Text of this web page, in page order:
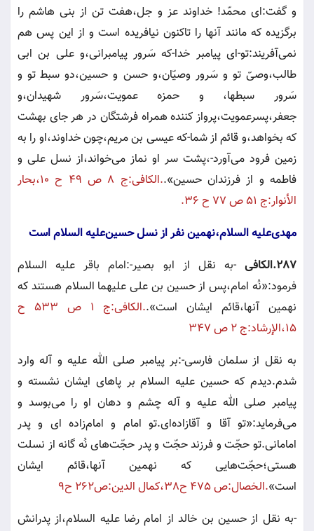
و گفت:اى محمّد! خداوند عز و جل،هفت تن از بنى هاشم را
برگزيده كه مانند آنها را تاكنون نيافريده است و از اين پس هم
نمى‌آفريند:تو-اى پيامبر خدا-كه سَرور پيامبرانى،و على بن ابى
طالب،وصىّ‌ تو و سَرور وصيّان،و حسن و حسين،دو سبط‍‌ تو و
سَرور سبطها، و حمزه عمويت،سَرور شهيدان،و
جعفر،پسرعمويت،پرواز كننده همراه فرشتگان در هر جاى بهشت
كه بخواهد،و قائم از شما-كه عيسى بن مريم،چون خداوند،او را به
زمين فرود مى‌آورد-،پشت سر او نماز مى‌خواند،از نسل على و
فاطمه و از فرزندان حسين».
.الكافى:ج ٨ ص ٤٩ ح ١٠،بحار
الأنوار:ج ٥١ ص ٧٧ ح ٣٦.
مهدى‌عليه السلام،نهمين نفر از نسل حسين‌عليه السلام است
٢٨٧.الكافى
-به نقل از ابو بصير-:امام باقر عليه السلام
فرمود:«نُه امام،پس از حسين بن على عليهما السلام هستند كه
نهمين آنها،قائم ايشان است».
.الكافى:ج ١ ص ٥٣٣ ح
١٥،الإرشاد:ج ٢ ص ٣٤٧
به نقل از سلمان فارسى-:بر پيامبر صلى الله عليه و آله وارد
شدم.ديدم كه حسين عليه السلام بر پاهاى ايشان نشسته و
پيامبر صلى الله عليه و آله چشم و دهان او را مى‌بوسد و
مى‌فرمايد:«تو آقا و آقازاده‌اى.تو امام و امام‌زاده اى و پدر
امامانى.تو حجّت و فرزند حجّت و پدر حجّت‌هاى نُه گانه از نسلت
هستى؛حجّت‌هايى كه نهمين آنها،قائم ايشان
است».الخصال:ص ٤٧٥ ح٣٨،كمال الدين:ص٢٦٢ ح٩
-به نقل از حسين بن خالد از امام رضا عليه السلام،از پدرانش